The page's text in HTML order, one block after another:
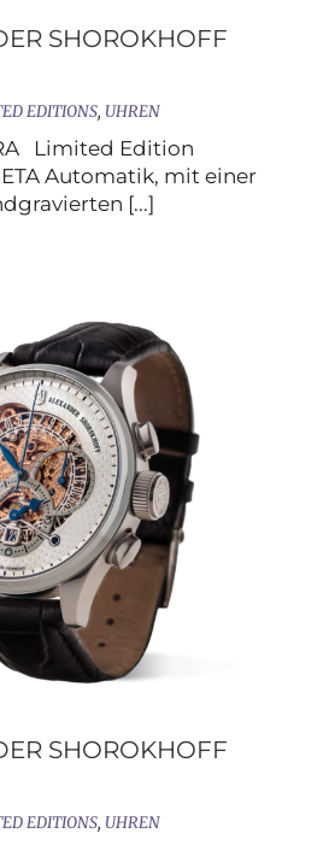
SHOROKHOFF
EDITIONS, UHREN
Limited Edition
Automatik, mit einer
[...]
SHOROKHOFF
EDITIONS, UHREN